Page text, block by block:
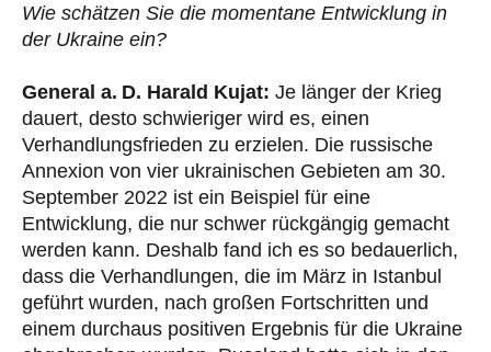
Wie schätzen Sie die momentane Entwicklung in
der Ukraine ein?
General a. D. Harald Kujat: Je länger der Krieg
dauert, desto schwieriger wird es, einen
Verhandlungsfrieden zu erzielen. Die russische
Annexion von vier ukrainischen Gebieten am 30.
September 2022 ist ein Beispiel für eine
Entwicklung, die nur schwer rückgängig gemacht
werden kann. Deshalb fand ich es so bedauerlich,
dass die Verhandlungen, die im März in Istanbul
geführt wurden, nach großen Fortschritten und
einem durchaus positiven Ergebnis für die Ukraine